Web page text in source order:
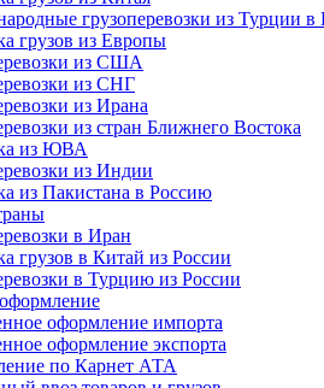
грузоперевозки из Турции в
грузов из Европы
из США
из СНГ
из Ирана
из стран Ближнего Востока
из ЮВА
из Индии
из Пакистана в Россию
в Иран
грузов в Китай из России
в Турцию из России
оформление импорта
оформление экспорта
по Карнет АТА